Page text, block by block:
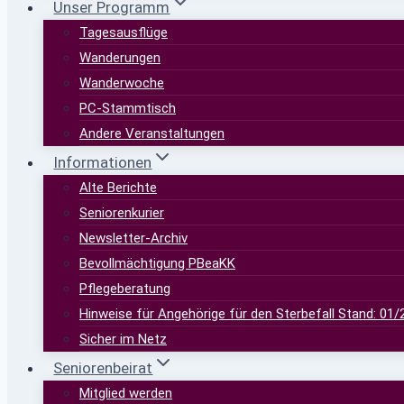
Unser Programm
Tagesausflüge
Wanderungen
Wanderwoche
PC-Stammtisch
Andere Veranstaltungen
Informationen
Alte Berichte
Seniorenkurier
Newsletter-Archiv
Bevollmächtigung PBeaKK
Pflegeberatung
Hinweise für Angehörige für den Sterbefall Stand: 01/
Sicher im Netz
Seniorenbeirat
Mitglied werden